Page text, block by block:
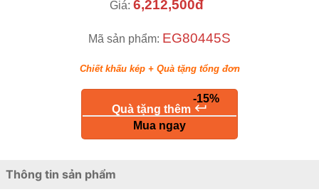
Giá: 6,212,500đ
Mã sản phẩm: EG80445S
Chiết khấu kép + Quà tặng tổng đơn
-15%
Quà tặng thêm keyboard_return
Mua ngay
Thông tin sản phẩm